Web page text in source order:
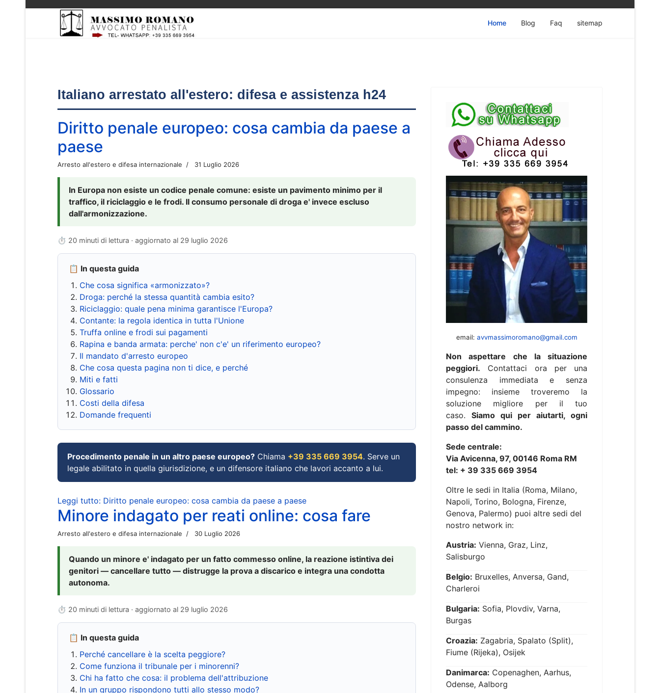
Home Blog Faq sitemap
Italiano arrestato all'estero: difesa e assistenza h24
Diritto penale europeo: cosa cambia da paese a
paese
Arresto all'estero e difesa internazionale 31 Luglio 2026
In Europa non esiste un codice penale comune: esiste un pavimento minimo per il
traffico, il riciclaggio e le frodi. Il consumo personale di droga e' invece escluso
dall'armonizzazione.
⏱ 20 minuti di lettura · aggiornato al 29 luglio 2026
📋 In questa guida
Che cosa significa «armonizzato»?
Droga: perché la stessa quantità cambia esito?
Riciclaggio: quale pena minima garantisce l'Europa?
Contante: la regola identica in tutta l'Unione
Truffa online e frodi sui pagamenti
Rapina e banda armata: perche' non c'e' un riferimento europeo?
Il mandato d'arresto europeo
Che cosa questa pagina non ti dice, e perché
Miti e fatti
Glossario
Costi della difesa
Domande frequenti
Procedimento penale in un altro paese europeo? Chiama +39 335 669 3954. Serve un
legale abilitato in quella giurisdizione, e un difensore italiano che lavori accanto a lui.
Leggi tutto: Diritto penale europeo: cosa cambia da paese a paese
Minore indagato per reati online: cosa fare
Arresto all'estero e difesa internazionale 30 Luglio 2026
Quando un minore e' indagato per un fatto commesso online, la reazione istintiva dei
genitori — cancellare tutto — distrugge la prova a discarico e integra una condotta
autonoma.
⏱ 20 minuti di lettura · aggiornato al 29 luglio 2026
📋 In questa guida
Perché cancellare è la scelta peggiore?
Come funziona il tribunale per i minorenni?
Chi ha fatto che cosa: il problema dell'attribuzione
In un gruppo rispondono tutti allo stesso modo?
email: avvmassimoromano@gmail.com
Non aspettare che la situazione
peggiori. Contattaci ora per una
consulenza immediata e senza
impegno: insieme troveremo la
soluzione migliore per il tuo
caso. Siamo qui per aiutarti, ogni
passo del cammino.
Sede centrale:
Via Avicenna, 97, 00146 Roma RM
tel: + 39 335 669 3954
Oltre le sedi in Italia (Roma, Milano,
Napoli, Torino, Bologna, Firenze,
Genova, Palermo) puoi altre sedi del
nostro network in:
Austria: Vienna, Graz, Linz,
Salisburgo
Belgio: Bruxelles, Anversa, Gand,
Charleroi
Bulgaria: Sofia, Plovdiv, Varna,
Burgas
Croazia: Zagabria, Spalato (Split),
Fiume (Rijeka), Osijek
Danimarca: Copenaghen, Aarhus,
Odense, Aalborg